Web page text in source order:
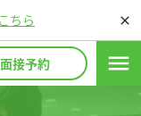
こちら close
面接予約 menu